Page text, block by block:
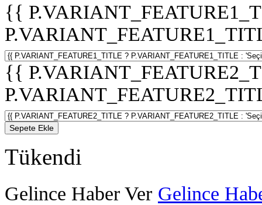
{{
{{
Sepete Ekle
Tükendi
Gelince Haber Ver Gelince